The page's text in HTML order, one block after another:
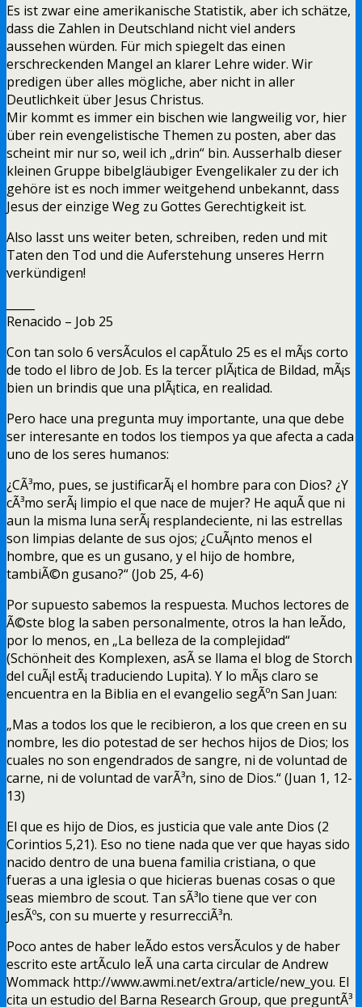
Es ist zwar eine amerikanische Statistik, aber ich schätze,
dass die Zahlen in Deutschland nicht viel anders
aussehen würden. Für mich spiegelt das einen
erschreckenden Mangel an klarer Lehre wider. Wir
predigen über alles mögliche, aber nicht in aller
Deutlichkeit über Jesus Christus.
Mir kommt es immer ein bischen wie langweilig vor, hier
über rein evengelistische Themen zu posten, aber das
scheint mir nur so, weil ich „drin“ bin. Ausserhalb dieser
kleinen Gruppe bibelgläubiger Evengelikaler zu der ich
gehöre ist es noch immer weitgehend unbekannt, dass
Jesus der einzige Weg zu Gottes Gerechtigkeit ist.
Also lasst uns weiter beten, schreiben, reden und mit
Taten den Tod und die Auferstehung unseres Herrn
verkündigen!
Renacido – Job 25
Con tan solo 6 versÃ­culos el capÃ­tulo 25 es el mÃ¡s corto
de todo el libro de Job. Es la tercer plÃ¡tica de Bildad, mÃ¡s
bien un brindis que una plÃ¡tica, en realidad.
Pero hace una pregunta muy importante, una que debe
ser interesante en todos los tiempos ya que afecta a cada
uno de los seres humanos:
¿CÃ³mo, pues, se justificarÃ¡ el hombre para con Dios? ¿Y
cÃ³mo serÃ¡ limpio el que nace de mujer? He aquÃ­ que ni
aun la misma luna serÃ¡ resplandeciente, ni las estrellas
son limpias delante de sus ojos; ¿CuÃ¡nto menos el
hombre, que es un gusano, y el hijo de hombre,
tambiÃ©n gusano?“ (Job 25, 4-6)
Por supuesto sabemos la respuesta. Muchos lectores de
Ã©ste blog la saben personalmente, otros la han leÃ­do,
por lo menos, en „La belleza de la complejidad“
(Schönheit des Komplexen, asÃ­ se llama el blog de Storch
del cuÃ¡l estÃ¡ traduciendo Lupita). Y lo mÃ¡s claro se
encuentra en la Biblia en el evangelio segÃºn San Juan:
„Mas a todos los que le recibieron, a los que creen en su
nombre, les dio potestad de ser hechos hijos de Dios; los
cuales no son engendrados de sangre, ni de voluntad de
carne, ni de voluntad de varÃ³n, sino de Dios.“ (Juan 1, 12-
13)
El que es hijo de Dios, es justicia que vale ante Dios (2
Corintios 5,21). Eso no tiene nada que ver que hayas sido
nacido dentro de una buena familia cristiana, o que
fueras a una iglesia o que hicieras buenas cosas o que
seas miembro de scout. Tan sÃ³lo tiene que ver con
JesÃºs, con su muerte y resurrecciÃ³n.
Poco antes de haber leÃ­do estos versÃ­culos y de haber
escrito este artÃ­culo leÃ­ una carta circular de Andrew
Wommack http://www.awmi.net/extra/article/new_you. El
cita un estudio del Barna Research Group, que preguntÃ³